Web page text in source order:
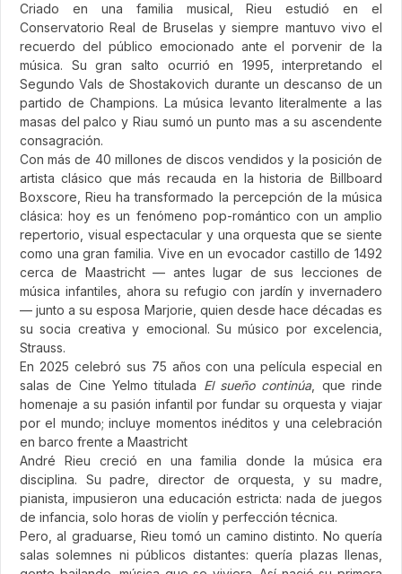
Criado en una familia musical, Rieu estudió en el
Conservatorio Real de Bruselas y siempre mantuvo vivo el
recuerdo del público emocionado ante el porvenir de la
música. Su gran salto ocurrió en 1995, interpretando el
Segundo Vals de Shostakovich durante un descanso de un
partido de Champions. La música levanto literalmente a las
masas del palco y Riau sumó un punto mas a su ascendente
consagración.
Con más de 40 millones de discos vendidos y la posición de
artista clásico que más recauda en la historia de Billboard
Boxscore, Rieu ha transformado la percepción de la música
clásica: hoy es un fenómeno pop-romántico con un amplio
repertorio, visual espectacular y una orquesta que se siente
como una gran familia. Vive en un evocador castillo de 1492
cerca de Maastricht — antes lugar de sus lecciones de
música infantiles, ahora su refugio con jardín y invernadero
— junto a su esposa Marjorie, quien desde hace décadas es
su socia creativa y emocional. Su músico por excelencia,
Strauss.
En 2025 celebró sus 75 años con una película especial en
salas de Cine Yelmo titulada El sueño continúa , que rinde
homenaje a su pasión infantil por fundar su orquesta y viajar
por el mundo; incluye momentos inéditos y una celebración
en barco frente a Maastricht
André Rieu creció en una familia donde la música era
disciplina. Su padre, director de orquesta, y su madre,
pianista, impusieron una educación estricta: nada de juegos
de infancia, solo horas de violín y perfección técnica.
Pero, al graduarse, Rieu tomó un camino distinto. No quería
salas solemnes ni públicos distantes: quería plazas llenas,